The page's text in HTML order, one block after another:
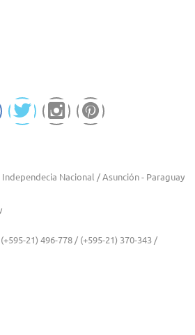
Independecia Nacional / Asunción - Paraguay
21) 496-778 / (+595-21) 370-343 /